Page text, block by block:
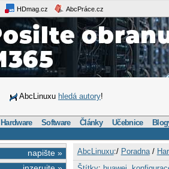
HDmag.cz AbcPráce.cz
AbcLinuxu hledá autory!
Hardware Software Články Učebnice
napište » AbcLinuxu:/ Poradna/